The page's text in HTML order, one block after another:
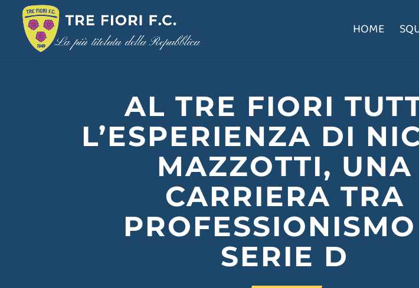
HOME
AL TRE FIORI
L’ESPERIENZA DI
MAZZOTTI, UNA
CARRIERA TRA
SERIE D